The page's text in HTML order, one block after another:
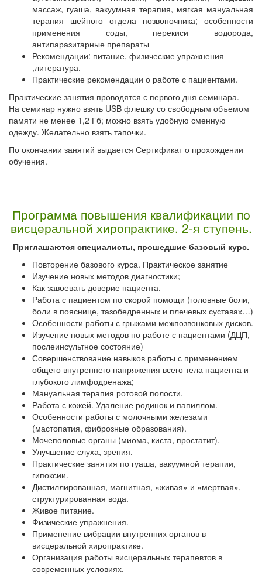
массаж, гуаша, вакуумная терапия, мягкая мануальная
терапия шейного отдела позвоночника; особенности
применения соды, перекиси водорода,
антипаразитарные препараты
Рекомендации: питание, физические упражнения
,литература.
Практические рекомендации о работе с пациентами.
Практические занятия проводятся с первого дня семинара.
На семинар нужно взять USB флешку со свободным объемом
памяти не менее 1,2 Гб; можно взять удобную сменную
одежду. Желательно взять тапочки.
По окончании занятий выдается Сертификат о прохождении
обучения.
Программа повышения квалификации по
висцеральной хиропрактике. 2-я ступень.
Приглашаются специалисты, прошедшие базовый курс.
Повторение базового курса. Практическое занятие
Изучение новых методов диагностики;
Как завоевать доверие пациента.
Работа с пациентом по скорой помощи (головные боли,
боли в пояснице, тазобедренных и плечевых суставах…)
Особенности работы с грыжами межпозвонковых дисков.
Изучение новых методов по работе с пациентами (ДЦП,
послеинсультное состояние)
Совершенствование навыков работы с применением
общего внутреннего напряжения всего тела пациента и
глубокого лимфодренажа;
Мануальная терапия ротовой полости.
Работа с кожей. Удаление родинок и папиллом.
Особенности работы с молочными железами
(мастопатия, фиброзные образования).
Мочеполовые органы (миома, киста, простатит).
Улучшение слуха, зрения.
Практические занятия по гуаша, вакуумной терапии,
гипоксии.
Дистиллированная, магнитная, «живая» и «мертвая»,
структурированная вода.
Живое питание.
Физические упражнения.
Применение вибрации внутренних органов в
висцеральной хиропрактике.
Организация работы висцеральных терапевтов в
современных условиях.